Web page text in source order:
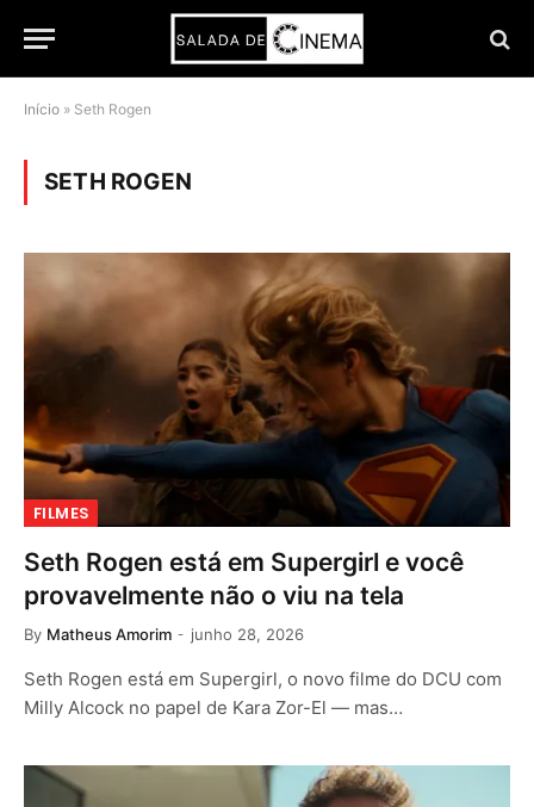
Início » Seth Rogen
SETH ROGEN
FILMES
Seth Rogen está em Supergirl e você
provavelmente não o viu na tela
By Matheus Amorim junho 28, 2026
Seth Rogen está em Supergirl, o novo filme do DCU com
Milly Alcock no papel de Kara Zor-El — mas…